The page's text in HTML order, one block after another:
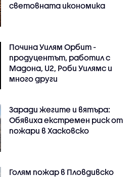
световната икономика
Почина Уилям Орбит -
продуцентът, работил с
Мадона, U2, Роби Уилямс и
много други
Заради жегите и вятъра:
Обявиха екстремен риск от
пожари в Хасковско
Голям пожар в Пловдивско